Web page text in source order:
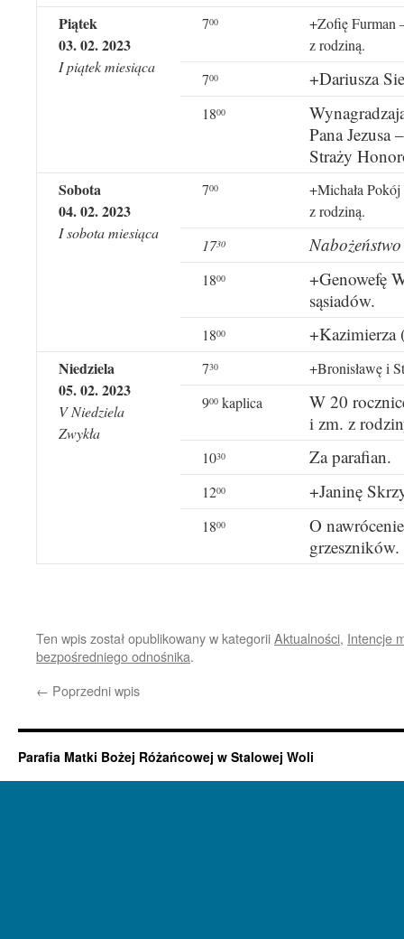
Piątek
03. 02. 2023
I piątek miesiąca
700
+Zofię Furman
z rodziną.
700 +Dariusza
1800
Pana Jezusa
Straży
Sobota
04. 02. 2023
I sobota miesiąca
700
+Michała
z rodziną.
1730
1800
+Genowefę
sąsiadów.
1800 +Kazimierza
Niedziela
05. 02. 2023
V Niedziela
Zwykła
730
+Bronisławę i
900 kaplica
W 20
i zm. z
1030 Za parafian.
1200 +Janinę
1800
O
grzeszników.
Ten wpis został opublikowany w kategoriiAktualności, Intencje
bezpośredniego odnośnika.
← Poprzedni wpis
Parafia Matki Bożej Różańcowej w Stalowej Woli